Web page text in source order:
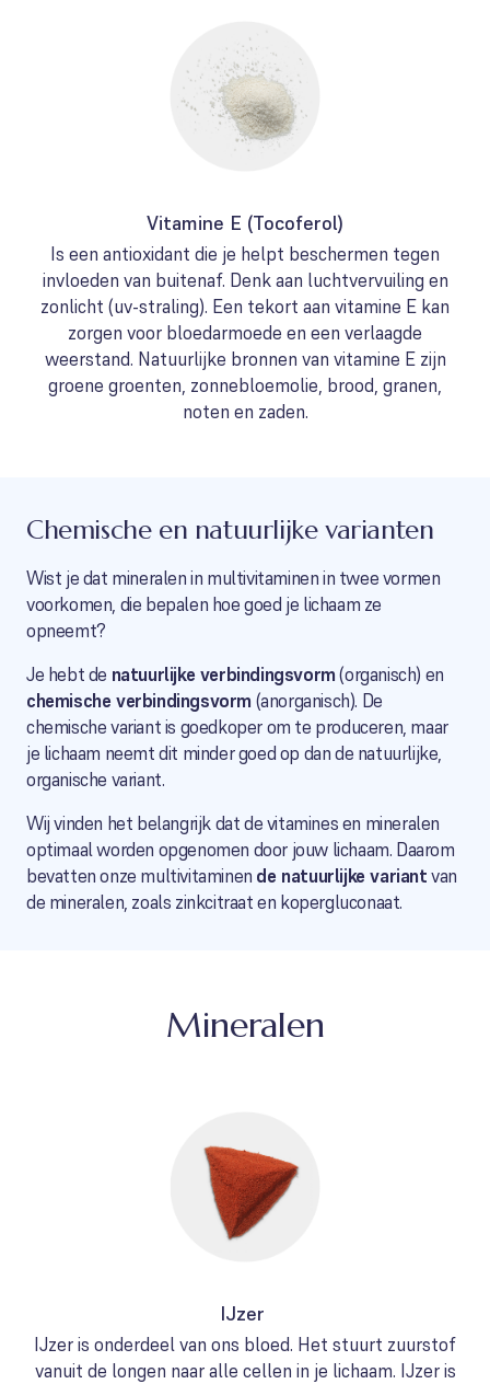
Vitamine E (Tocoferol)
Is een antioxidant die je helpt beschermen tegen
invloeden van buitenaf. Denk aan luchtvervuiling en
zonlicht (uv-straling). Een tekort aan vitamine E kan
zorgen voor bloedarmoede en een verlaagde
weerstand. Natuurlijke bronnen van vitamine E zijn
groene groenten, zonnebloemolie, brood, granen,
noten en zaden.
Chemische en natuurlijke varianten
Wist je dat mineralen in multivitaminen in twee vormen
voorkomen, die bepalen hoe goed je lichaam ze
opneemt?
Je hebt de natuurlijke verbindingsvorm(organisch) en
chemische verbindingsvorm (anorganisch). De
chemische variant is goedkoper om te produceren, maar
je lichaam neemt dit minder goed op dan de natuurlijke,
organische variant.
Wij vinden het belangrijk dat de vitamines en mineralen
optimaal worden opgenomen door jouw lichaam. Daarom
bevatten onze multivitaminen de natuurlijke variantvan
de mineralen, zoals zinkcitraat en kopergluconaat.
Mineralen
IJzer
IJzer is onderdeel van ons bloed. Het stuurt zuurstof
vanuit de longen naar alle cellen in je lichaam. IJzer is